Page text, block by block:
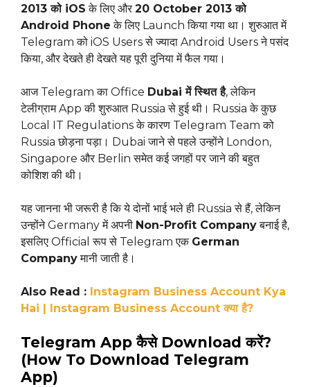
2013 को iOS के लिए और 20 October 2013 को
Android Phone के लिए Launch किया गया था। शुरुआत में
Telegram को iOS Users से ज्यादा Android Users ने पसंद
किया, और देखते ही देखते यह पूरी दुनिया में फैल गया।
आज Telegram का Office Dubai में स्थित है, लेकिन
टेलीग्राम App की शुरुआत Russia से हुई थी। Russia के कुछ
Local IT Regulations के कारण Telegram Team को
Russia छोड़ना पड़ा। Dubai जाने से पहले उन्होंने London,
Singapore और Berlin समेत कई जगहों पर जाने की बहुत
कोशिश की थी।
यह जानना भी जरूरी है कि ये दोनों भाई भले ही Russia से हैं, लेकिन
उन्होंने Germany में अपनी Non-Profit Companyबनाई है,
इसलिए Official रूप से Telegram एक German
Companyमानी जाती है।
Also Read : Instagram Business Account Kya
Hai | Instagram Business Account क्या है?
Telegram App कैसे Download करें?
(How To Download Telegram
App)